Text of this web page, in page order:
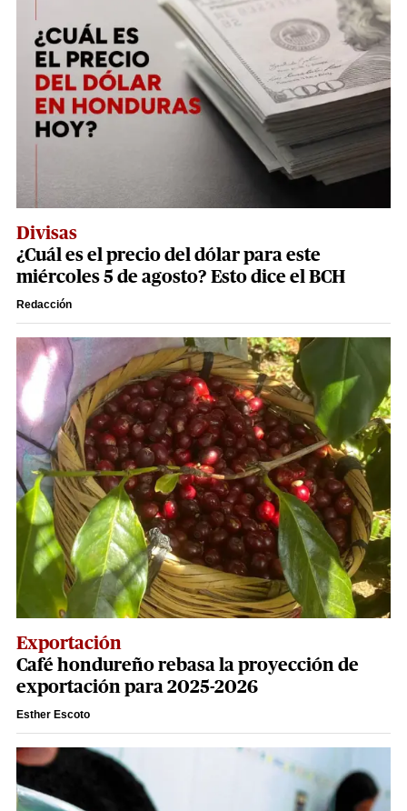
Divisas
¿Cuál es el precio del dólar para este
miércoles 5 de agosto? Esto dice el BCH
Redacción
Exportación
Café hondureño rebasa la proyección de
exportación para 2025-2026
Esther Escoto